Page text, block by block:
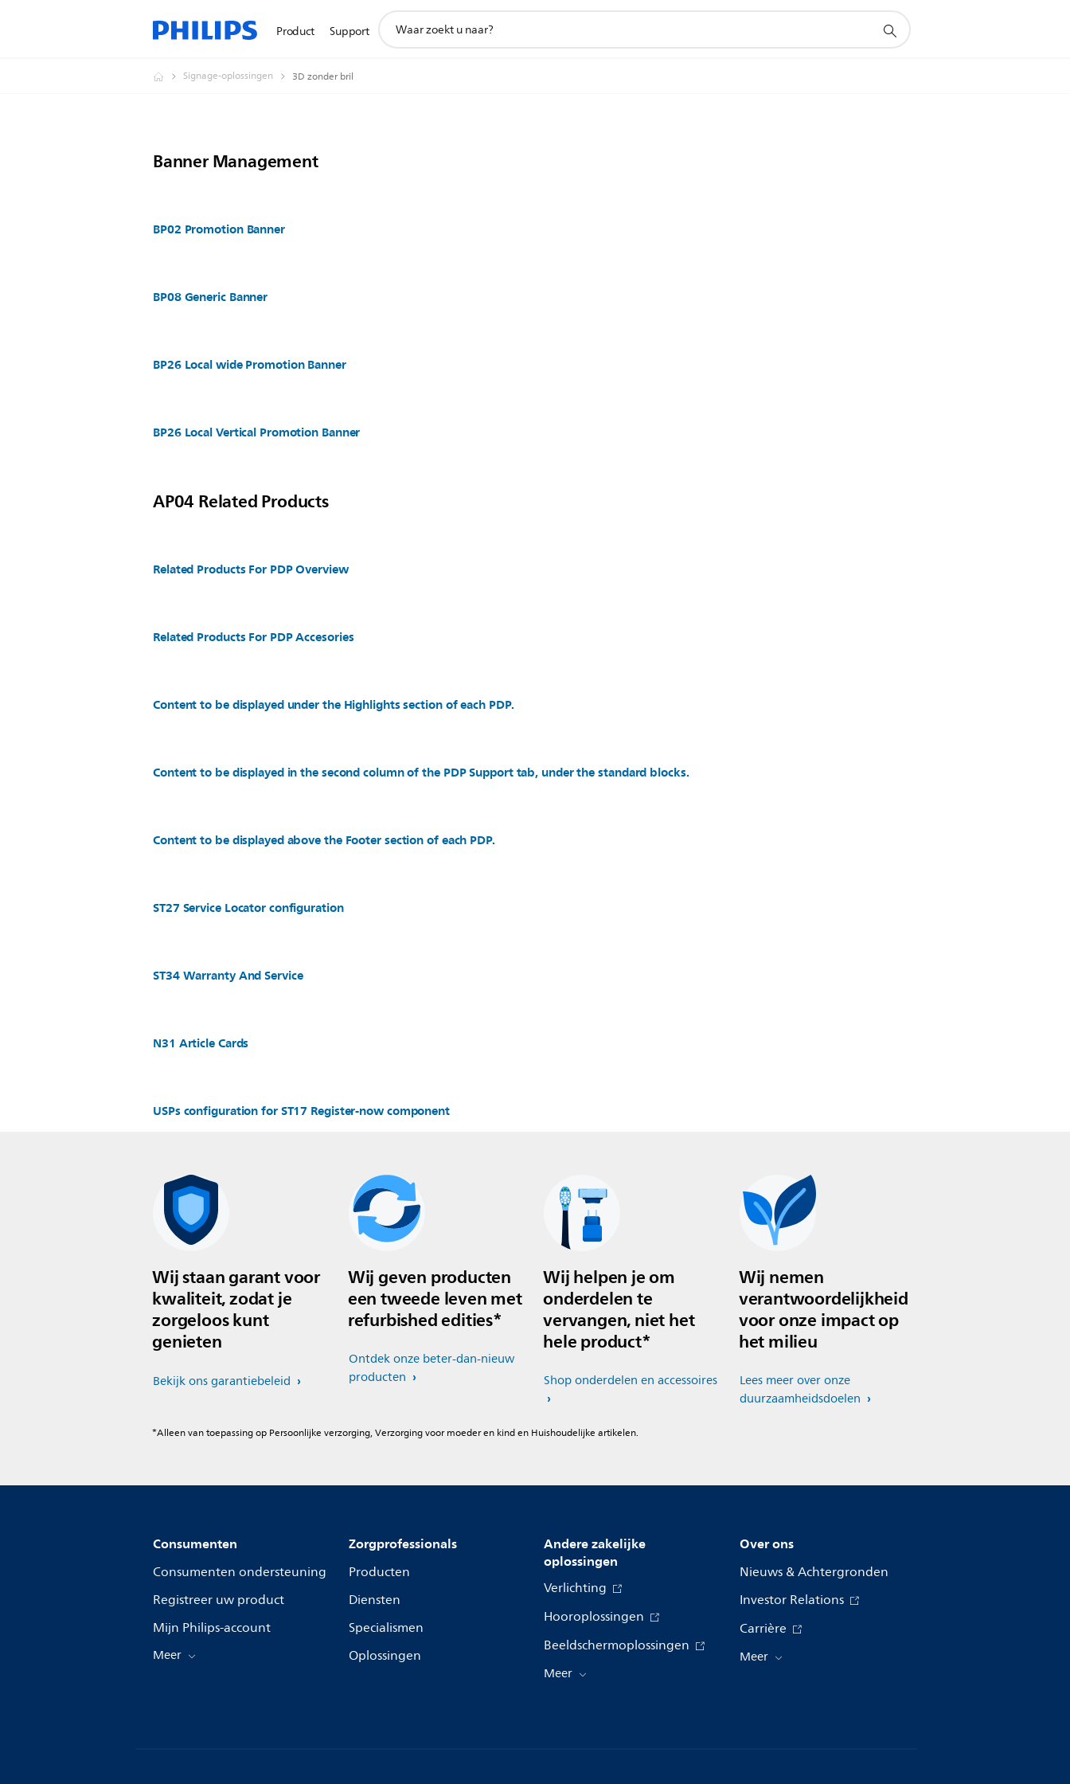
Product Support
zoeken
Signage-oplossingen 3D zonder bril
Banner Management
BP02 Promotion Banner
BP08 Generic Banner
BP26 Local wide Promotion Banner
BP26 Local Vertical Promotion Banner
AP04 Related Products
Related Products For PDP Overview
Related Products For PDP Accesories
Content to be displayed under the Highlights section of each PDP.
Content to be displayed in the second column of the PDP Support tab, under the standard blocks.
Content to be displayed above the Footer section of each PDP.
ST27 Service Locator configuration
ST34 Warranty And Service
N31 Article Cards
USPs configuration for ST17 Register-now component
Wij staan garant voor
kwaliteit, zodat je
zorgeloos kunt
genieten
Bekijk ons garantiebeleid
Wij geven producten
een tweede leven met
refurbished edities*
Ontdek onze beter-dan-nieuw
producten
Wij helpen je om
onderdelen te
vervangen, niet het
hele product*
Shop onderdelen en accessoires
Wij nemen
verantwoordelijkheid
voor onze impact op
het milieu
Lees meer over onze
duurzaamheidsdoelen
*Alleen van toepassing op Persoonlijke verzorging, Verzorging voor moeder en kind en Huishoudelijke artikelen.
Consumenten
Consumenten ondersteuning
Registreer uw product
Mijn Philips-account
Meer
Zorgprofessionals
Producten
Diensten
Specialismen
Oplossingen
Andere zakelijke
oplossingen
Verlichting
Hooroplossingen
Beeldschermoplossingen
Meer
Over ons
Nieuws & Achtergronden
Investor Relations
Carrière
Meer